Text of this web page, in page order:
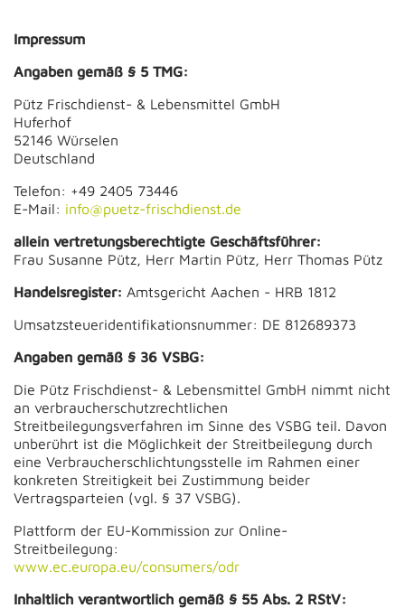
Impressum
Angaben gemäß § 5 TMG:
Pütz Frischdienst- & Lebensmittel GmbH
Huferhof
52146 Würselen
Deutschland
Telefon: +49 2405 73446
E-Mail: info@puetz-frischdienst.de
allein vertretungsberechtigte Geschäftsführer:
Frau Susanne Pütz, Herr Martin Pütz, Herr Thomas Pütz
Handelsregister: Amtsgericht Aachen - HRB 1812
Umsatzsteueridentifikationsnummer: DE 812689373
Angaben gemäß § 36 VSBG:
Die Pütz Frischdienst- & Lebensmittel GmbH nimmt nicht
an verbraucherschutzrechtlichen
Streitbeilegungsverfahren im Sinne des VSBG teil. Davon
unberührt ist die Möglichkeit der Streitbeilegung durch
eine Verbraucherschlichtungsstelle im Rahmen einer
konkreten Streitigkeit bei Zustimmung beider
Vertragsparteien (vgl. § 37 VSBG).
Plattform der EU-Kommission zur Online-
Streitbeilegung:
www.ec.europa.eu/consumers/odr
Inhaltlich verantwortlich gemäß § 55 Abs. 2 RStV: